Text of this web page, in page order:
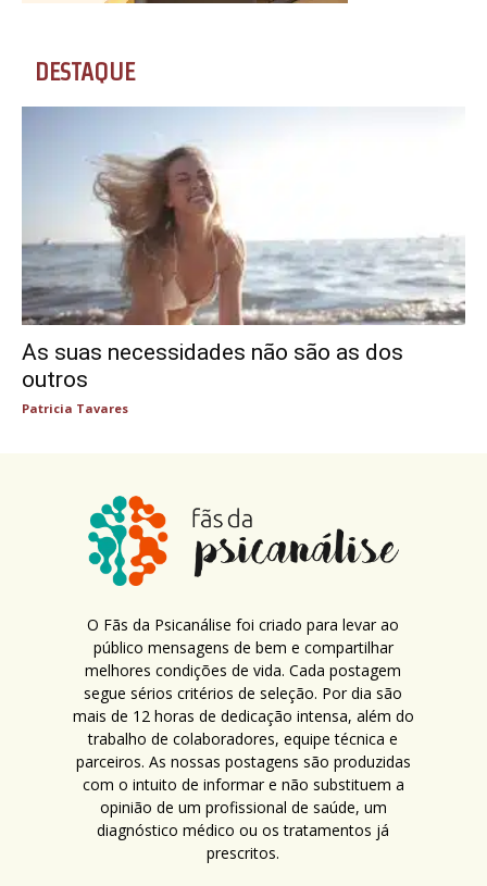
DESTAQUE
As suas necessidades não são as dos
outros
Patricia Tavares
O Fãs da Psicanálise foi criado para levar ao
público mensagens de bem e compartilhar
melhores condições de vida. Cada postagem
segue sérios critérios de seleção. Por dia são
mais de 12 horas de dedicação intensa, além do
trabalho de colaboradores, equipe técnica e
parceiros. As nossas postagens são produzidas
com o intuito de informar e não substituem a
opinião de um profissional de saúde, um
diagnóstico médico ou os tratamentos já
prescritos.